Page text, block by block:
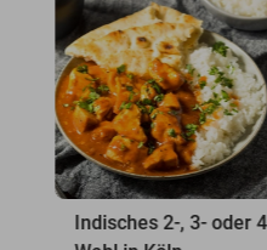
Indisches 2-, 3- oder